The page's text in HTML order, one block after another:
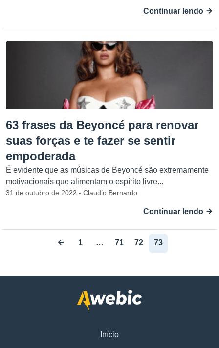
Continuar lendo
63 frases da Beyoncé para renovar
suas forças e te fazer se sentir
empoderada
É evidente que as músicas de Beyoncé são extremamente
motivacionais que alimentam o espírito livre...
31 de outubro de 2022 - Claudio Bernardo
Continuar lendo
1 … 71 72 73
Início